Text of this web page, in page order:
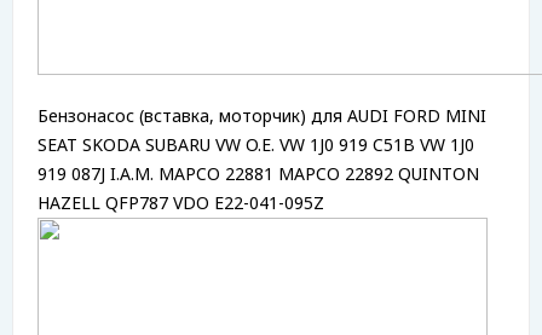
Бензонасос (вставка, моторчик) для AUDI FORD MINI
SEAT SKODA SUBARU VW O.E. VW 1J0 919 C51B VW 1J0
919 087J I.A.M. MAPCO 22881 MAPCO 22892 QUINTON
HAZELL QFP787 VDO E22-041-095Z